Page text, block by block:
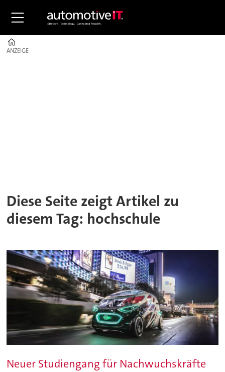
ANZEIGE
ANZEIGE
Diese Seite zeigt Artikel zu
diesem Tag: hochschule
Neuer Studiengang für Nachwuchskräfte